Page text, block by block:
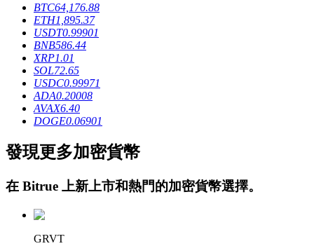
活期質押獲得熱門資產
鎖倉BTR
輕鬆獲得多重福利
BTC64,176.88
ETH1,895.37
USDT0.99901
BNB586.44
XRP1.01
SOL72.65
USDC0.99971
ADA0.20008
AVAX6.40
DOGE0.06901
發現更多加密貨幣
在 Bitrue 上新上市和熱門的加密貨幣選擇。
GRVT